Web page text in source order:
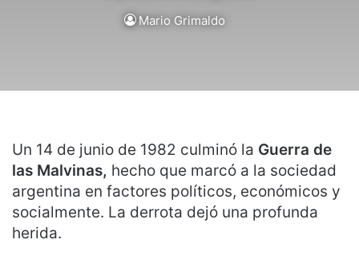
Mario Grimaldo
Un 14 de junio de 1982 culminó la Guerra de
las Malvinas, hecho que marcó a la sociedad
argentina en factores políticos, económicos y
socialmente. La derrota dejó una profunda
herida.